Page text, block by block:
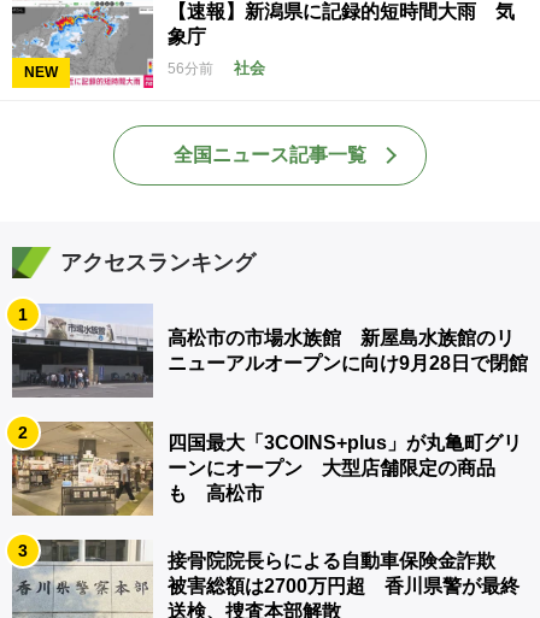
NEW
【速報】新潟県に記録的短時間大雨 気
象庁
56分前 社会
全国ニュース記事一覧
アクセスランキング
1
高松市の市場水族館 新屋島水族館のリ
ニューアルオープンに向け9月28日で閉館
2
四国最大「3COINS+plus」が丸亀町グリ
ーンにオープン 大型店舗限定の商品
も 高松市
3
接骨院院長らによる自動車保険金詐欺
被害総額は2700万円超 香川県警が最終
送検、捜査本部解散